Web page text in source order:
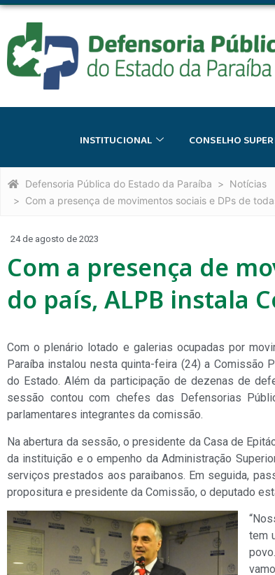
INSTITUCIONAL CONSELHO
Defensoria Pública do Estado da Paraíba
Notícias
Com a presença de movimentos sociais e DPs de
24 de agosto de 2023
Com a presença de
do país, ALPB instala
Com o plenário lotado e galerias ocupadas por
Paraíba instalou nesta quinta-feira (24) a Comissão
do Estado. Além da participação de dezenas de
sessão contou com chefes das Defensorias
parlamentares integrantes da comissão.
Na abertura da sessão, o presidente da Casa de
da instituição e o empenho da Administração
serviços prestados aos paraibanos. Em seguida,
propositura e presidente da Comissão, o deputado
tem